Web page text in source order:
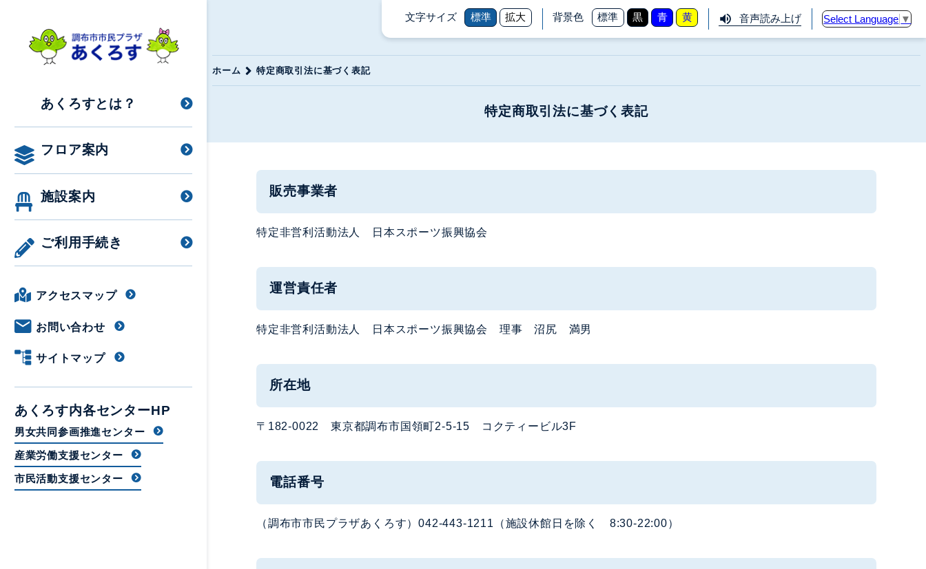
あくろすとは？
フロア案内
施設案内
ご利用手続き
アクセスマップ
お問い合わせ
サイトマップ
あくろす内各センターHP
男女共同参画推進センター
産業労働支援センター
市民活動支援センター
文字サイズ 標準 拡大 背景色 標準 黒 青 黄 音声読み上げ Select Language ▼
ホーム 特定商取引法に基づく表記
特定商取引法に基づく表記
販売事業者
特定非営利活動法人 日本スポーツ振興協会
運営責任者
特定非営利活動法人 日本スポーツ振興協会 理事 沼尻 満男
所在地
〒182-0022 東京都調布市国領町2-5-15 コクティービル3F
電話番号
（調布市市民プラザあくろす）042-443-1211（施設休館日を除く 8:30-22:00）